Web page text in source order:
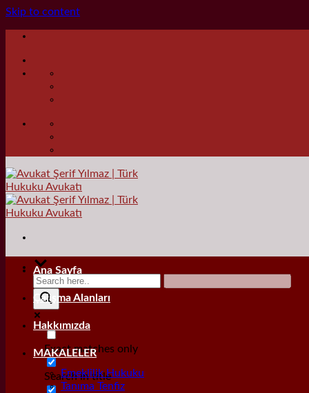
Skip to content
Exact matches only
Search in title
Ana Sayfa
Çalışma Alanları
Hakkımızda
MAKALELER
Emeklilik Hukuku
Tanıma Tenfiz